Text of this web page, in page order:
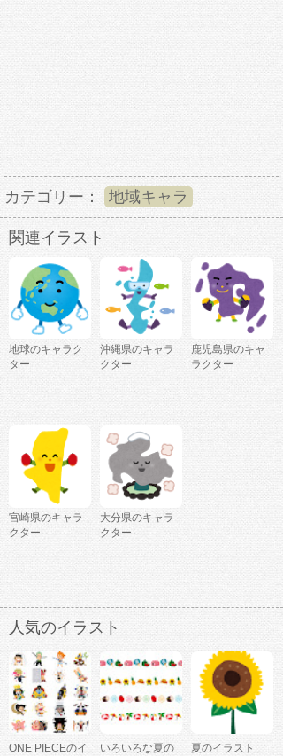
カテゴリー： 地域キャラ
関連イラスト
地球のキャラク
ター
沖縄県のキャラ
クター
鹿児島県のキャ
ラクター
宮崎県のキャラ
クター
大分県のキャラ
クター
人気のイラスト
ONE PIECEのイ
いろいろな夏の
夏のイラスト